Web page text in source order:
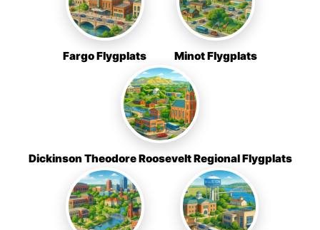
Fargo Flygplats Minot Flygplats
Dickinson Theodore Roosevelt Regional Flygplats